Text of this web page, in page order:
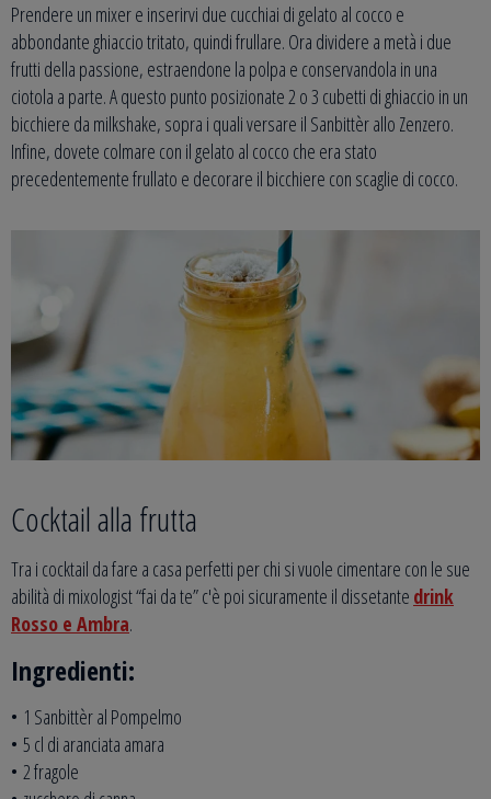
Prendere un mixer e inserirvi due cucchiai di gelato al cocco e
abbondante ghiaccio tritato, quindi frullare. Ora dividere a metà i due
frutti della passione, estraendone la polpa e conservandola in una
ciotola a parte. A questo punto posizionate 2 o 3 cubetti di ghiaccio in un
bicchiere da milkshake, sopra i quali versare il Sanbittèr allo Zenzero.
Infine, dovete colmare con il gelato al cocco che era stato
precedentemente frullato e decorare il bicchiere con scaglie di cocco.
Cocktail alla frutta
Tra i cocktail da fare a casa perfetti per chi si vuole cimentare con le sue
abilità di mixologist “fai da te” c'è poi sicuramente il dissetante drink
Rosso e Ambra.
Ingredienti:
• 1 Sanbittèr al Pompelmo
• 5 cl di aranciata amara
• 2 fragole